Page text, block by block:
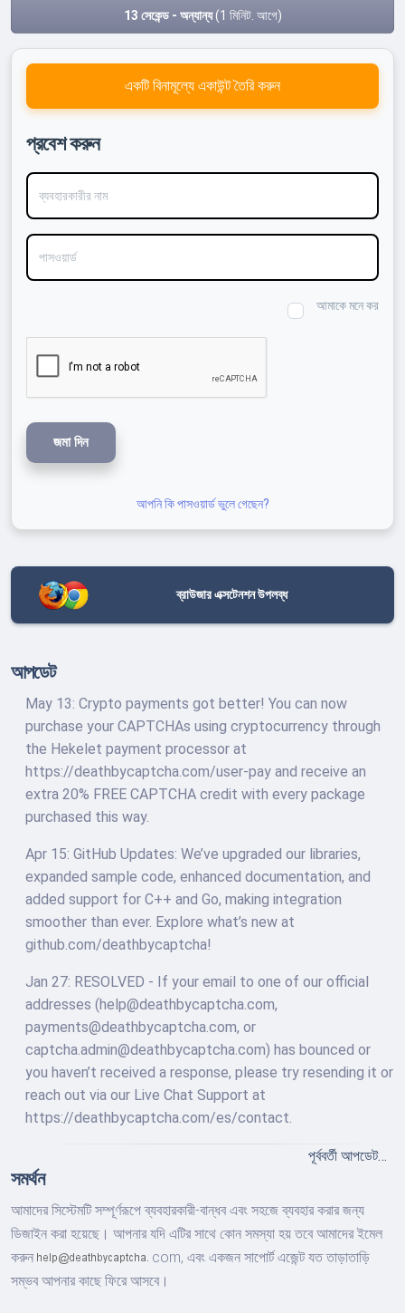
13 সেকেন্ড - অন্যান্য(1 মিনিট. আগে)
একটি বিনামূল্যে একাউন্ট তৈরি করুন
প্রবেশ করুন
ব্যবহারকারীর নাম
পাসওয়ার্ড
আমাকে মনে কর
জমা দিন
আপনি কি পাসওয়ার্ড ভুলে গেছেন?
ব্রাউজার এক্সটেনশন উপলব্ধ
আপডেট
May 13: Crypto payments got better! You can now
purchase your CAPTCHAs using cryptocurrency through
the Hekelet payment processor at
https://deathbycaptcha.com/user-pay and receive an
extra 20% FREE CAPTCHA credit with every package
purchased this way.
Apr 15: GitHub Updates: We’ve upgraded our libraries,
expanded sample code, enhanced documentation, and
added support for C++ and Go, making integration
smoother than ever. Explore what’s new at
github.com/deathbycaptcha!
Jan 27: RESOLVED - If your email to one of our official
addresses (help@deathbycaptcha.com,
payments@deathbycaptcha.com, or
captcha.admin@deathbycaptcha.com) has bounced or
you haven’t received a response, please try resending it or
reach out via our Live Chat Support at
https://deathbycaptcha.com/es/contact.
পূর্ববর্তী আপডেট…
সমর্থন
আমাদের সিস্টেমটি সম্পূর্ণরূপে ব্যবহারকারী-বান্ধব এবং সহজে ব্যবহার করার জন্য
ডিজাইন করা হয়েছে। আপনার যদি এটির সাথে কোন সমস্যা হয় তবে আমাদের ইমেল
করুন
com, এবং একজন সাপোর্ট এজেন্ট যত তাড়াতাড়ি
সম্ভব আপনার কাছে ফিরে আসবে।